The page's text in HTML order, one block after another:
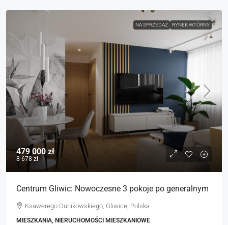
NA SPRZEDAŻ RYNEK WTÓRNY
479 000 zł
8 678 zł
Centrum Gliwic: Nowoczesne 3 pokoje po generalnym
Ksawerego Dunikowskiego, Gliwice, Polska
MIESZKANIA, NIERUCHOMOŚCI MIESZKANIOWE